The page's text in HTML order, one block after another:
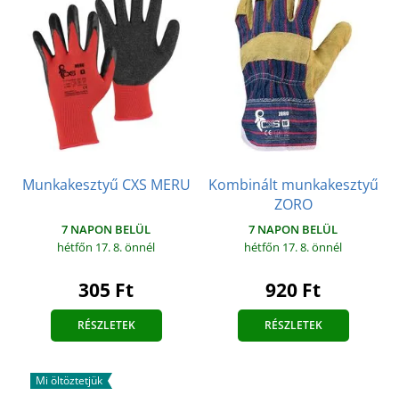
Munkakesztyű CXS MERU
7 NAPON BELÜL
hétfőn 17. 8.önnél
305 Ft
RÉSZLETEK
Kombinált munkakesztyű
ZORO
7 NAPON BELÜL
hétfőn 17. 8.önnél
920 Ft
RÉSZLETEK
Mi öltöztetjük